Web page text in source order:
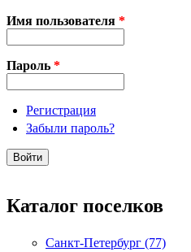
Имя пользователя *
Пароль *
Регистрация
Забыли пароль?
Каталог поселков
Санкт-Петербург (77)